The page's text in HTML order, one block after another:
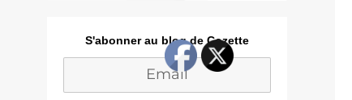
S'abonner au blog de Cozette